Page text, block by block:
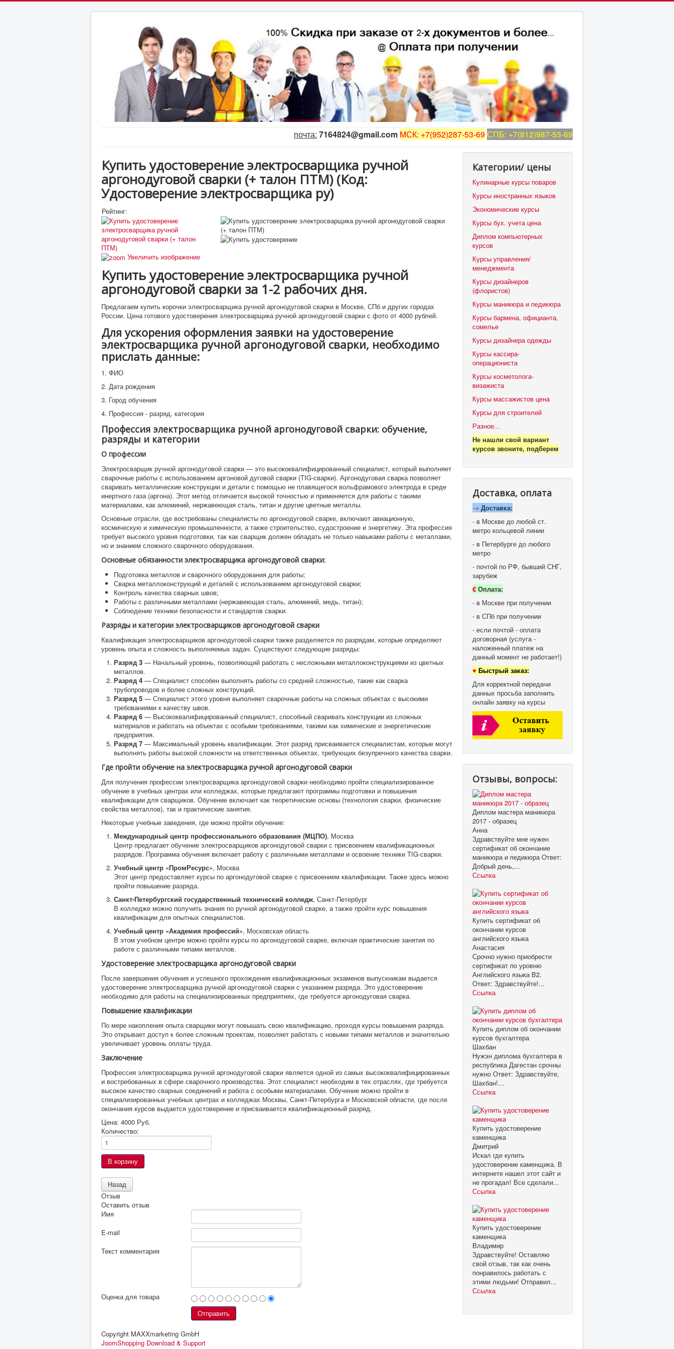
почта: 7164824@gmail.com МСК: +7(952)287-53-69СПБ: +7(812)987-53-69
Купить удостоверение электросварщика ручной
аргонодуговой сварки (+ талон ПТМ)(Код:
Удостоверение электросварщика ру)
Рейтинг:
Увеличить изображение
Купить удостоверение электросварщика ручной
аргонодуговой сварки за 1-2 рабочих дня.
Предлагаем купить корочки электросварщика ручной аргонодуговой сварки в Москве, СПб и других городах
России. Цена готового удостоверения электросварщика ручной аргонодуговой сварки с фото от 4000 рублей.
Для ускорения оформления заявки на удостоверение
электросварщика ручной аргонодуговой сварки, необходимо
прислать данные:
1. ФИО
2. Дата рождения
3. Город обучения
4. Профессия - разряд, категория
Профессия электросварщика ручной аргонодуговой сварки: обучение,
разряды и категории
О профессии
Электросварщик ручной аргонодуговой сварки — это высококвалифицированный специалист, который выполняет
сварочные работы с использованием аргоновой дуговой сварки (TIG-сварки). Аргонодуговая сварка позволяет
сваривать металлические конструкции и детали с помощью не плавящегося вольфрамового электрода в среде
инертного газа (аргона). Этот метод отличается высокой точностью и применяется для работы с такими
материалами, как алюминий, нержавеющая сталь, титан и другие цветные металлы.
Основные отрасли, где востребованы специалисты по аргонодуговой сварке, включают авиационную,
космическую и химическую промышленности, а также строительство, судостроение и энергетику. Эта профессия
требует высокого уровня подготовки, так как сварщик должен обладать не только навыками работы с металлами,
но и знанием сложного сварочного оборудования.
Основные обязанности электросварщика аргонодуговой сварки:
Подготовка металлов и сварочного оборудования для работы;
Сварка металлоконструкций и деталей с использованием аргонодуговой сварки;
Контроль качества сварных швов;
Работы с различными металлами (нержавеющая сталь, алюминий, медь, титан);
Соблюдение техники безопасности и стандартов сварки.
Разряды и категории электросварщиков аргонодуговой сварки
Квалификация электросварщиков аргонодуговой сварки также разделяется по разрядам, которые определяют
уровень опыта и сложность выполняемых задач. Существуют следующие разряды:
Разряд 3 — Начальный уровень, позволяющий работать с несложными металлоконструкциями из цветных
металлов.
Разряд 4 — Специалист способен выполнять работы со средней сложностью, такие как сварка
трубопроводов и более сложных конструкций.
Разряд 5 — Специалист этого уровня выполняет сварочные работы на сложных объектах с высокими
требованиями к качеству швов.
Разряд 6 — Высококвалифицированный специалист, способный сваривать конструкции из сложных
материалов и работать на объектах с особыми требованиями, такими как химические и энергетические
предприятия.
Разряд 7 — Максимальный уровень квалификации. Этот разряд присваивается специалистам, которые могут
выполнять работы высокой сложности на ответственных объектах, требующих безупречного качества сварки.
Где пройти обучение на электросварщика ручной аргонодуговой сварки
Для получения профессии электросварщика аргонодуговой сварки необходимо пройти специализированное
обучение в учебных центрах или колледжах, которые предлагают программы подготовки и повышения
квалификации для сварщиков. Обучение включает как теоретические основы (технология сварки, физические
свойства металлов), так и практические занятия.
Некоторые учебные заведения, где можно пройти обучение:
Международный центр профессионального образования (МЦПО), Москва
Центр предлагает обучение электросварщиков аргонодуговой сварки с присвоением квалификационных
разрядов. Программа обучения включает работу с различными металлами и освоение техники TIG-сварки.
Учебный центр «ПромРесурс», Москва
Этот центр предоставляет курсы по аргонодуговой сварке с присвоением квалификации. Также здесь можно
пройти повышение разряда.
Санкт-Петербургский государственный технический колледж, Санкт-Петербург
В колледже можно получить знания по ручной аргонодуговой сварке, а также пройти курс повышения
квалификации для опытных специалистов.
Учебный центр «Академия профессий», Московская область
В этом учебном центре можно пройти курсы по аргонодуговой сварке, включая практические занятия по
работе с различными типами металлов.
Удостоверение электросварщика аргонодуговой сварки
После завершения обучения и успешного прохождения квалификационных экзаменов выпускникам выдается
удостоверение электросварщика ручной аргонодуговой сварки с указанием разряда. Это удостоверение
необходимо для работы на специализированных предприятиях, где требуется аргонодуговая сварка.
Повышение квалификации
По мере накопления опыта сварщики могут повышать свою квалификацию, проходя курсы повышения разряда.
Это открывает доступ к более сложным проектам, позволяет работать с новыми типами металлов и значительно
увеличивает уровень оплаты труда.
Заключение
Профессия электросварщика ручной аргонодуговой сварки является одной из самых высококвалифицированных
и востребованных в сфере сварочного производства. Этот специалист необходим в тех отраслях, где требуется
высокое качество сварных соединений и работа с особыми материалами. Обучение можно пройти в
специализированных учебных центрах и колледжах Москвы, Санкт-Петербурга и Московской области, где после
окончания курсов выдается удостоверение и присваивается квалификационный разряд.
Цена: 4000 Руб.
Количество:
Отзыв
Оставить отзыв
Имя
E-mail
Текст комментария
Оценка для товара
Copyright MAXXmarketing GmbH
JoomShopping Download & Support
Категории/ цены
Кулинарные курсы поваров
Курсы иностранных языков
Экономические курсы
Курсы бух. учета цена
Диплом компьютерных
курсов
Курсы управления/
менеджмента
Курсы дизайнеров
(флористов)
Курсы маникюра и педикюра
Курсы бармена, официанта,
сомелье
Курсы дизайнера одежды
Курсы кассира-
операциониста
Курсы косметолога-
визажиста
Курсы массажистов цена
Курсы для строителей
Разное...
Не нашли свой вариант
курсов звоните, подберем
Доставка, оплата
→ Доставка:
- в Москве до любой ст.
метро кольцевой линии
- в Петербурге до любого
метро
- почтой по РФ, бывший СНГ,
зарубеж
€Оплата:
- в Москве при получении
- в СПб при получении
- если почтой - оплата
договорная (услуга -
наложенный платеж на
данный момент не работает!)
♥ Быстрый заказ:
Для корректной передачи
данных просьба заполнить
онлайн заявку на курсы
Отзывы, вопросы:
Диплом мастера маникюра
2017 - образец
Анна
Здравствуйте мне нужен
сертификат об окончание
маникюра и педикюра Ответ:
Добрый день,...
Ссылка
Купить сертификат об
окончании курсов
английского языка
Анастасия
Срочно нужно приобрести
сертификат по уровню
Английского языка B2.
Ответ: Здравствуйте!...
Ссылка
Купить диплом об окончании
курсов бухгалтера
Шахбан
Нужэн диплома бухгалтера в
республика Дагестан срочны
нужно Ответ: Здравствуйте,
Шахбан!...
Ссылка
Купить удостоверение
каменщика
Дмитрий
Искал где купить
удостоверение каменщика. В
интернете нашел этот сайт и
не прогадал! Все сделали...
Ссылка
Купить удостоверение
каменщика
Владимир
Здравствуйте! Оставляю
свой отзыв, так как очень
понравилось работать с
этими людьми! Отправил...
Ссылка